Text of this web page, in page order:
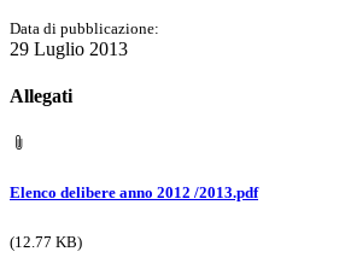
Data di pubblicazione:
29 Luglio 2013
Allegati
Elenco delibere anno 2012 /2013.pdf
(12.77 KB)